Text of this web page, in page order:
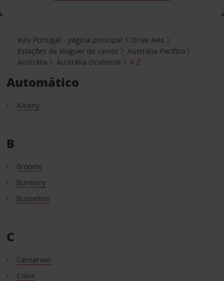
Avis Portugal - página principal
Drive Avis
Estações de aluguer de carros
Austrália-Pacífico
Austrália
Austrália Ocidental A Z
Automático
Albany
B
Broome
Bunbury
Busselton
C
Carnarvon
Collie